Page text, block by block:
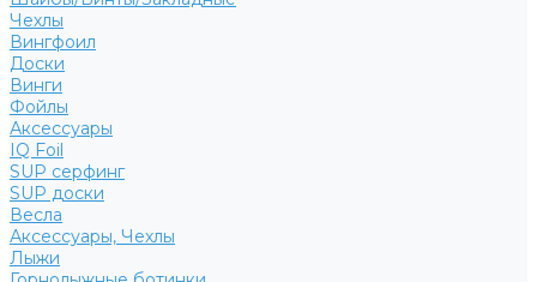
Чехлы
Вингфоил
Доски
Винги
Фойлы
Аксессуары
IQ Foil
SUP серфинг
SUP доски
Весла
Аксессуары, Чехлы
Лыжи